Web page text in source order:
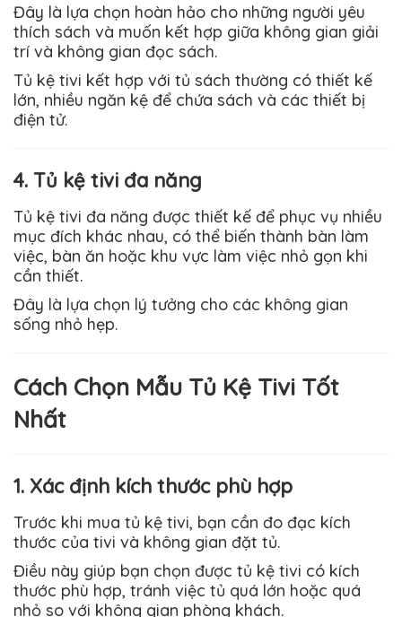
Đây là lựa chọn hoàn hảo cho những người yêu
thích sách và muốn kết hợp giữa không gian giải
trí và không gian đọc sách.
Tủ kệ tivi kết hợp với tủ sách thường có thiết kế
lớn, nhiều ngăn kệ để chứa sách và các thiết bị
điện tử.
4. Tủ kệ tivi đa năng
Tủ kệ tivi đa năng được thiết kế để phục vụ nhiều
mục đích khác nhau, có thể biến thành bàn làm
việc, bàn ăn hoặc khu vực làm việc nhỏ gọn khi
cần thiết.
Đây là lựa chọn lý tưởng cho các không gian
sống nhỏ hẹp.
Cách Chọn Mẫu Tủ Kệ Tivi Tốt
Nhất
1. Xác định kích thước phù hợp
Trước khi mua tủ kệ tivi, bạn cần đo đạc kích
thước của tivi và không gian đặt tủ.
Điều này giúp bạn chọn được tủ kệ tivi có kích
thước phù hợp, tránh việc tủ quá lớn hoặc quá
nhỏ so với không gian phòng khách.